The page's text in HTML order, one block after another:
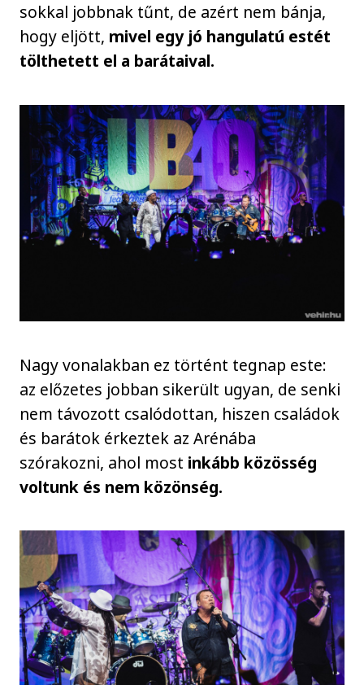
sokkal jobbnak tűnt, de azért nem bánja,
hogy eljött, mivel egy jó hangulatú estét
tölthetett el a barátaival.
Nagy vonalakban ez történt tegnap este:
az előzetes jobban sikerült ugyan, de senki
nem távozott csalódottan, hiszen családok
és barátok érkeztek az Arénába
szórakozni, ahol most inkább közösség
voltunk és nem közönség.